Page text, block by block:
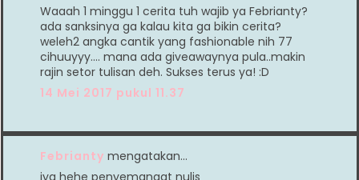
Waaah 1 minggu 1 cerita tuh wajib ya Febrianty?
ada sanksinya ga kalau kita ga bikin cerita?
weleh2 angka cantik yang fashionable nih 77
cihuuyyy.... mana ada giveawaynya pula..makin
rajin setor tulisan deh. Sukses terus ya! :D
14 Mei 2017 pukul 11.37
Febrianty mengatakan…